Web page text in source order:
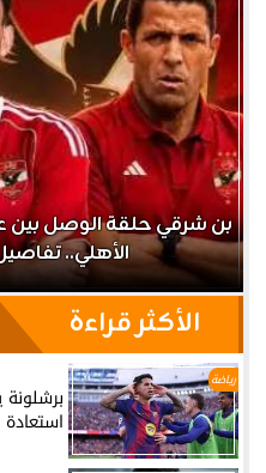
بن شرقي حلقة الوصل بين
الأهلي..
الأكثر قراءة
رياضة